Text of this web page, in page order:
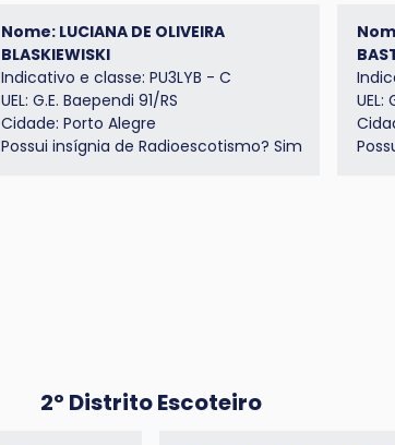
Nome: LUCIANA DE OLIVEIRA
BLASKIEWISKI
Indicativo e classe: PU3LYB - C
UEL: G.E. Baependi 91/RS
Cidade: Porto Alegre
Possui insígnia de Radioescotismo? Sim
UEL:
2º Distrito Escoteiro